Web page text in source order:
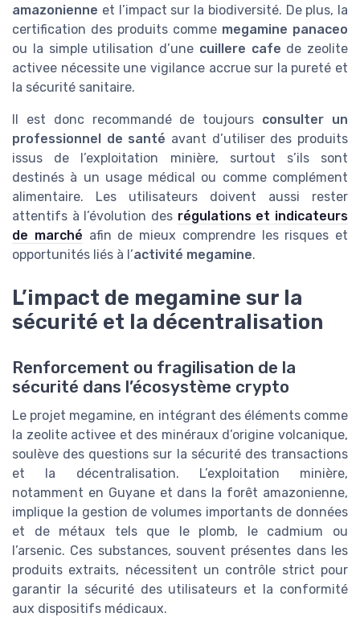
amazonienne et l’impact sur la biodiversité. De plus, la
certification des produits comme megamine panaceo
ou la simple utilisation d’une cuillere cafe de zeolite
activee nécessite une vigilance accrue sur la pureté et
la sécurité sanitaire.
Il est donc recommandé de toujours consulter un
professionnel de santé avant d’utiliser des produits
issus de l’exploitation minière, surtout s’ils sont
destinés à un usage médical ou comme complément
alimentaire. Les utilisateurs doivent aussi rester
attentifs à l’évolution des régulations et indicateurs
de marché afin de mieux comprendre les risques et
opportunités liés à l’activité megamine.
L’impact de megamine sur la
sécurité et la décentralisation
Renforcement ou fragilisation de la
sécurité dans l’écosystème crypto
Le projet megamine, en intégrant des éléments comme
la zeolite activee et des minéraux d’origine volcanique,
soulève des questions sur la sécurité des transactions
et la décentralisation. L’exploitation minière,
notamment en Guyane et dans la forêt amazonienne,
implique la gestion de volumes importants de données
et de métaux tels que le plomb, le cadmium ou
l’arsenic. Ces substances, souvent présentes dans les
produits extraits, nécessitent un contrôle strict pour
garantir la sécurité des utilisateurs et la conformité
aux dispositifs médicaux.